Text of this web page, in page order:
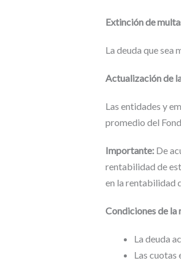
Extinción de
La deuda que sea
Actualización de
Las entidades y
promedio del
Importante: De
rentabilidad de
en la rentabilidad
Condiciones de la
La deuda
Las cuotas